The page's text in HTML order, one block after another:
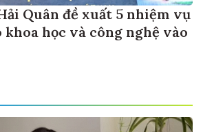
Quân đề xuất 5 nhiệm vụ
khoa học và công nghệ vào